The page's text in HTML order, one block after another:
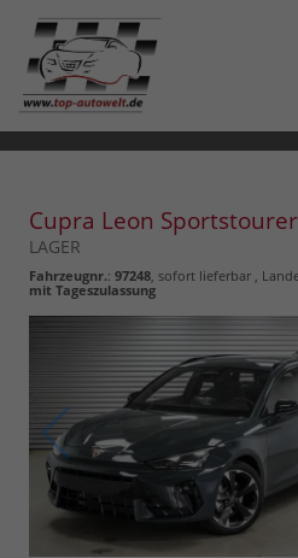
Cupra Leon Sportstourer
LAGER
Fahrzeugnr.: 97248 sofort lieferbar ,
mit Tageszulassung